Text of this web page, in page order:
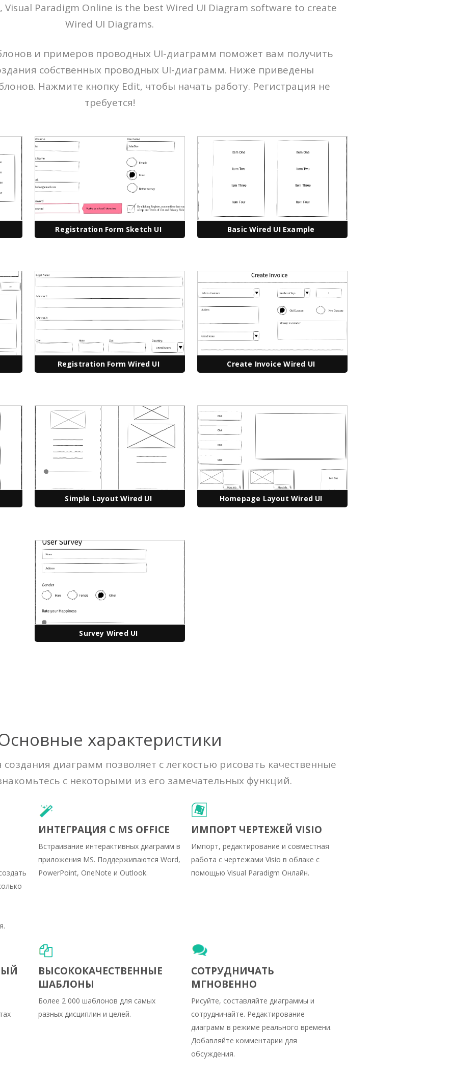
Paradigm Online is the best Wired UI Diagram software to create
Wired UI Diagrams.
и примеров проводных UI-диаграмм поможет вам получить
собственных проводных UI-диаграмм. Ниже приведены
Нажмите кнопку Edit, чтобы начать работу. Регистрация не
требуется!
Registration Form Sketch UI Basic Wired UI Example
Registration Form Wired UI Create Invoice Wired UI
Simple Layout Wired UI Homepage Layout Wired UI
Survey Wired UI
характеристики
диаграмм позволяет с легкостью рисовать качественные
с некоторыми из его замечательных функций.
ИНТЕГРАЦИЯ С MS OFFICE
Встраивание интерактивных диаграмм в
приложения MS. Поддерживаются Word,
PowerPoint, OneNote и Outlook.
ИМПОРТ ЧЕРТЕЖЕЙ VISIO
Импорт, редактирование и совместная
работа с чертежами Visio в облаке с
помощью Visual Paradigm Онлайн.
ВЫСОКОКАЧЕСТВЕННЫЕ
ШАБЛОНЫ
Более 2 000 шаблонов для самых
разных дисциплин и целей.
СОТРУДНИЧАТЬ
МГНОВЕННО
Рисуйте, составляйте диаграммы и
сотрудничайте. Редактирование
диаграмм в режиме реального времени.
Добавляйте комментарии для
обсуждения.